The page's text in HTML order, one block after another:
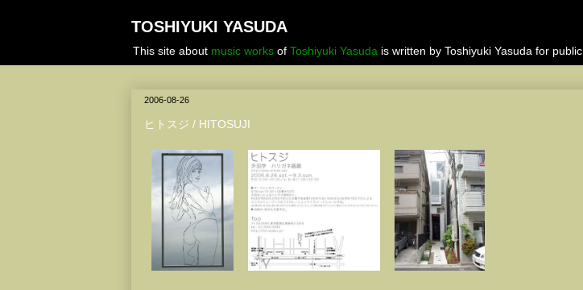
TOSHIYUKI YASUDA
This site about music works of Toshiyuki Yasuda is written by Toshiyuki Yasuda for public.
2006-08-26
ヒトスジ / HITOSUJI